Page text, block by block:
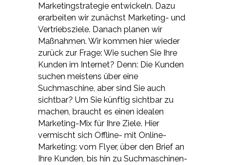
Marketingstrategie entwickeln. Dazu
erarbeiten wir zunächst Marketing- und
Vertriebsziele. Danach planen wir
Maßnahmen. Wir kommen hier wieder
zurück zur Frage: Wie suchen Sie Ihre
Kunden im Internet? Denn: Die Kunden
suchen meistens über eine
Suchmaschine, aber sind Sie auch
sichtbar? Um Sie künftig sichtbar zu
machen, braucht es einen idealen
Marketing-Mix für Ihre Ziele. Hier
vermischt sich Offline- mit Online-
Marketing: vom Flyer, über den Brief an
Ihre Kunden, bis hin zu Suchmaschinen-